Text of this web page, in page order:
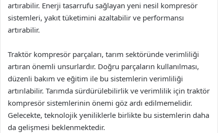
artırabilir. Enerji tasarrufu sağlayan yeni nesil kompresör
sistemleri, yakıt tüketimini azaltabilir ve performansı
artırabilir.
Traktör kompresör parçaları, tarım sektöründe verimliliği
artıran önemli unsurlardır. Doğru parçaların kullanılması,
düzenli bakım ve eğitim ile bu sistemlerin verimliliği
artırılabilir. Tarımda sürdürülebilirlik ve verimlilik için traktör
kompresör sistemlerinin önemi göz ardı edilmemelidir.
Gelecekte, teknolojik yeniliklerle birlikte bu sistemlerin daha
da gelişmesi beklenmektedir.